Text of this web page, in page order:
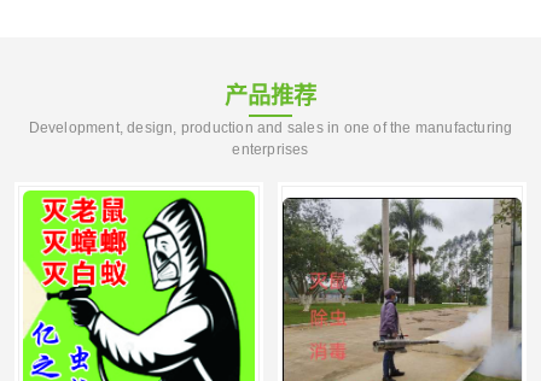
产品推荐
Development, design, production and sales in one of the manufacturing
enterprises